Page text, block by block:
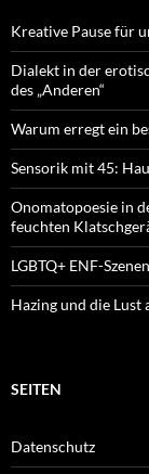
Kreative Pause für
Dialekt in der
des „Anderen“
Warum erregt ein
Sensorik mit 45:
Onomatopoesie in
feuchten
LGBTQ+ ENF-
Hazing und die
SEITEN
Datenschutz